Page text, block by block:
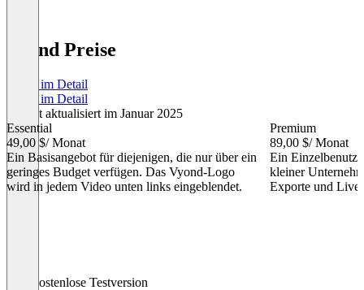
Vyond Preise
Preise im Detail
Preise im Detail
Zuletzt aktualisiert im Januar 2025
Essential
49,00 $/ Monat
Ein Basisangebot für diejenigen, die nur über ein
geringes Budget verfügen. Das Vyond-Logo
wird in jedem Video unten links eingeblendet.
Premium
89,00 $/ Monat
Ein
kleiner
Exporte und
Kostenlose Testversion